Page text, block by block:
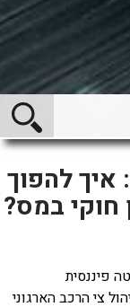
להפוך
חוקי במס?
פיננסית
צי הרכב הארגוני